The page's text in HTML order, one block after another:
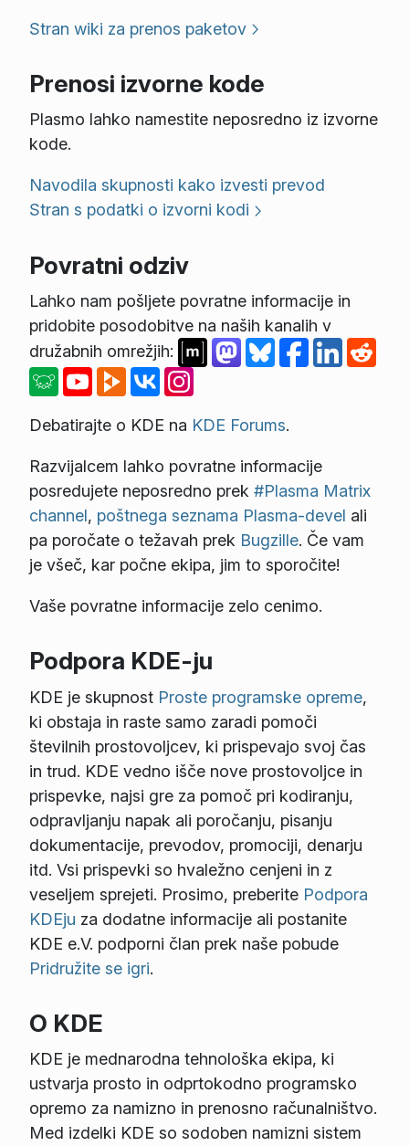
Stran wiki za prenos paketov
Prenosi izvorne kode
Plasmo lahko namestite neposredno iz izvorne
kode.
Navodila skupnosti kako izvesti prevod
Stran s podatki o izvorni kodi
Povratni odziv
Lahko nam pošljete povratne informacije in
pridobite posodobitve na naših kanalih v
družabnih omrežjih:
Debatirajte o KDE na KDE Forums.
Razvijalcem lahko povratne informacije
posredujete neposredno prek #Plasma Matrix
channel, poštnega seznama Plasma-devel ali
pa poročate o težavah prek Bugzille. Če vam
je všeč, kar počne ekipa, jim to sporočite!
Vaše povratne informacije zelo cenimo.
Podpora KDE-ju
KDE je skupnost Proste programske opreme,
ki obstaja in raste samo zaradi pomoči
številnih prostovoljcev, ki prispevajo svoj čas
in trud. KDE vedno išče nove prostovoljce in
prispevke, najsi gre za pomoč pri kodiranju,
odpravljanju napak ali poročanju, pisanju
dokumentacije, prevodov, promociji, denarju
itd. Vsi prispevki so hvaležno cenjeni in z
veseljem sprejeti. Prosimo, preberite Podpora
KDEju za dodatne informacije ali postanite
KDE e.V. podporni član prek naše pobude
Pridružite se igri.
O KDE
KDE je mednarodna tehnološka ekipa, ki
ustvarja prosto in odprtokodno programsko
opremo za namizno in prenosno računalništvo.
Med izdelki KDE so sodoben namizni sistem